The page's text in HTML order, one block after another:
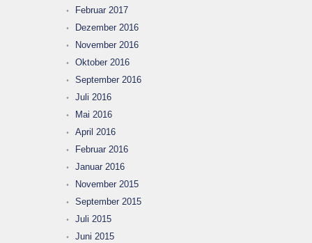
Februar 2017
Dezember 2016
November 2016
Oktober 2016
September 2016
Juli 2016
Mai 2016
April 2016
Februar 2016
Januar 2016
November 2015
September 2015
Juli 2015
Juni 2015